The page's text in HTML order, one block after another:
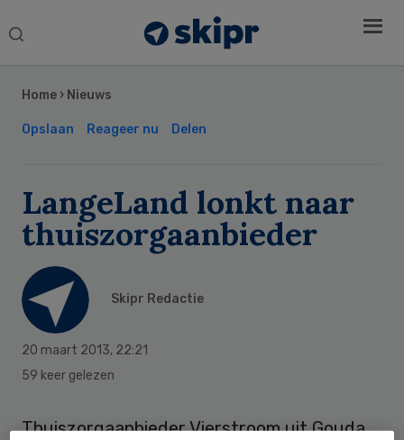
Search
Home › Nieuws
Opslaan Reageer nu Delen
LangeLand lonkt naar
thuiszorgaanbieder
Skipr Redactie
20 maart 2013, 22:21
59 keer gelezen
Thuiszorgaanbieder Vierstroom uit Gouda
Sidebar